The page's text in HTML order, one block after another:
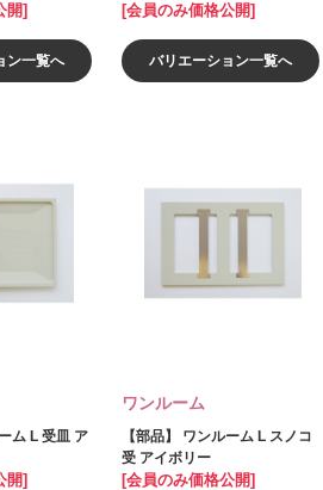
開]
ン一覧へ
[会員のみ価格公開]
バリエーション一覧へ
ム L 受皿 ア
開]
ワンルーム
【部品】 ワンルーム L スノコ
受 アイボリー
[会員のみ価格公開]